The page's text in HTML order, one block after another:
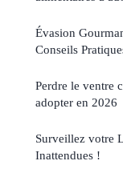
Évasion
Conseils
Perdre le ventre
adopter en 2026
Surveillez votre
Inattendues !